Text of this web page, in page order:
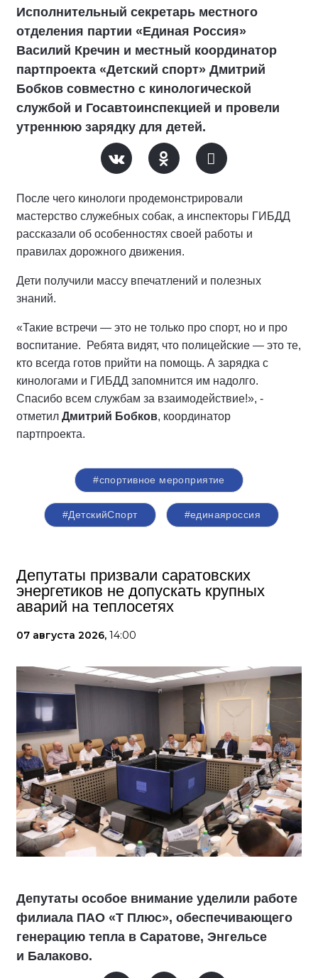
Исполнительный секретарь местного
отделения партии «Единая Россия»
Василий Кречин и местный координатор
партпроекта «Детский спорт» Дмитрий
Бобков совместно с кинологической
службой и Госавтоинспекцией и провели
утреннюю зарядку для детей.
После чего кинологи продемонстрировали
мастерство служебных собак, а инспекторы ГИБДД
рассказали об особенностях своей работы и
правилах дорожного движения.
Дети получили массу впечатлений и полезных
знаний.
«Такие встречи — это не только про спорт, но и про
воспитание. Ребята видят, что полицейские — это те,
кто всегда готов прийти на помощь. А зарядка с
кинологами и ГИБДД запомнится им надолго.
Спасибо всем службам за взаимодействие!», -
отметил Дмитрий Бобков, координатор
партпроекта.
#спортивное мероприятие
#ДетскийСпорт #единаяроссия
Депутаты призвали саратовских
энергетиков не допускать крупных
аварий на теплосетях
07 августа 2026, 14:00
Депутаты особое внимание уделили работе
филиала ПАО «Т Плюс», обеспечивающего
генерацию тепла в Саратове, Энгельсе
и Балаково.